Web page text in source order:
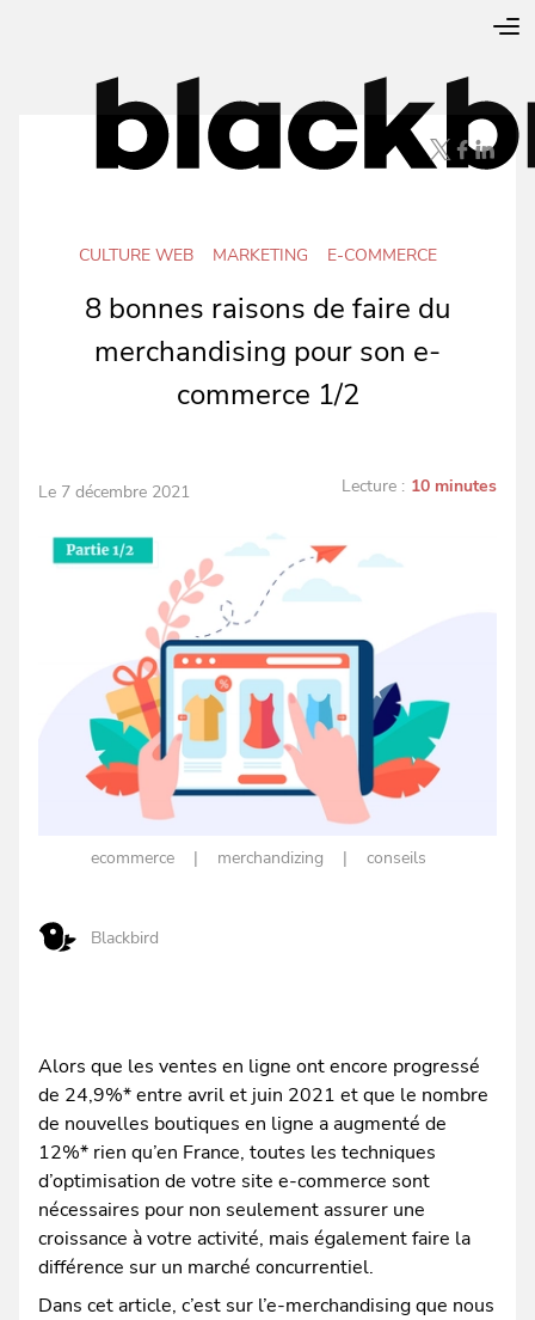
CULTURE WEB MARKETING E-COMMERCE
8 bonnes raisons de faire du
merchandising pour son e-
commerce 1/2
Blackbird
Le 7 décembre 2021
ecommerce merchandizing conseils
Lecture : 10 minutes
Alors que les ventes en ligne ont encore progressé
de 24,9%* entre avril et juin 2021 et que le nombre
de nouvelles boutiques en ligne a augmenté de
12%* rien qu’en France, toutes les techniques
d’optimisation de votre site e-commerce sont
nécessaires pour non seulement assurer une
croissance à votre activité, mais également faire la
différence sur un marché concurrentiel.
Dans cet article, c’est sur l’e-merchandising que nous